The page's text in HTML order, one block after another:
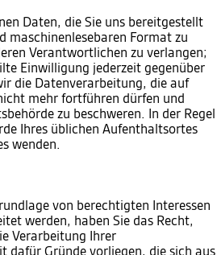
Daten, die Sie uns bereitgestellt
maschinenlesebaren Format zu
Verantwortlichen zu verlangen;
Einwilligung jederzeit gegenüber
die Datenverarbeitung, die auf
mehr fortführen dürfen und
zu beschweren. In der Regel
Ihres üblichen Aufenthaltsortes
wenden.
von berechtigten Interessen
werden, haben Sie das Recht,
Verarbeitung Ihrer
dafür Gründe vorliegen, die sich aus